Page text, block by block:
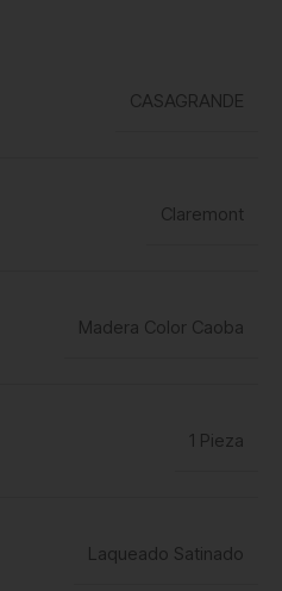
CASAGRANDE
Claremont
Madera Color Caoba
1 Pieza
Laqueado Satinado